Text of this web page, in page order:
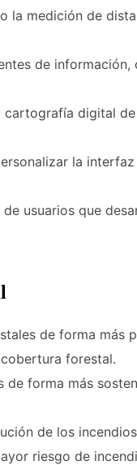
la medición de
de
cartografía digital
la
usuarios que
de forma más
forestal.
de forma más
de los
riesgo de